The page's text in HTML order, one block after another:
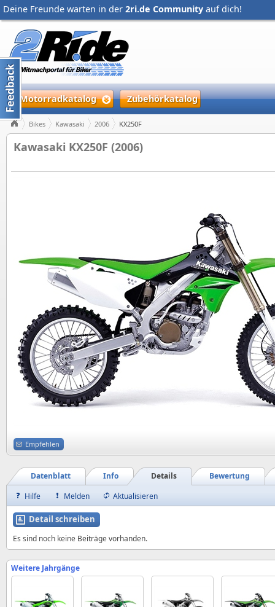
Deine Freunde warten in der 2ri.de Community auf dich!
Motorradkatalog Zubehörkatalog
Bikes Kawasaki 2006 KX250F
Kawasaki KX250F (2006)
Empfehlen
Bewertung
Details
Info
Datenblatt
Hilfe
Melden Aktualisieren
Detail schreiben
Es sind noch keine Beiträge vorhanden.
Weitere Jahrgänge